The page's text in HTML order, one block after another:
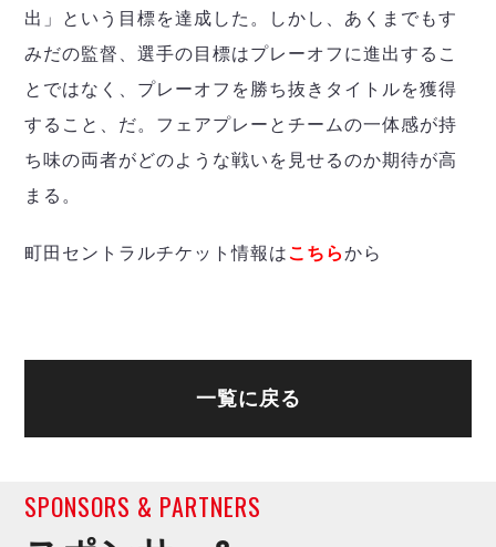
出」という目標を達成した。しかし、あくまでもす
みだの監督、選手の目標はプレーオフに進出するこ
とではなく、プレーオフを勝ち抜きタイトルを獲得
すること、だ。フェアプレーとチームの一体感が持
ち味の両者がどのような戦いを見せるのか期待が高
まる。
町田セントラルチケット情報はこちらから
一覧に戻る
SPONSORS & PARTNERS